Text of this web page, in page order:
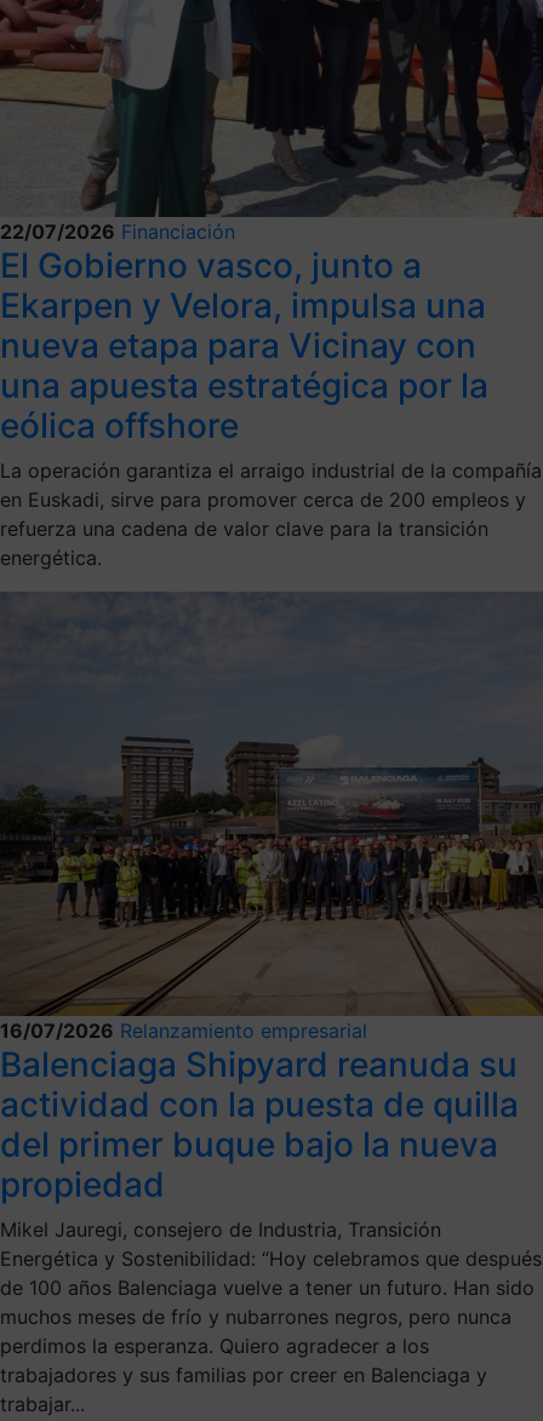
22/07/2026 Financiación
El Gobierno vasco, junto a
Ekarpen y Velora, impulsa una
nueva etapa para Vicinay con
una apuesta estratégica por la
eólica offshore
La operación garantiza el arraigo industrial de la compañía
en Euskadi, sirve para promover cerca de 200 empleos y
refuerza una cadena de valor clave para la transición
energética.
16/07/2026 Relanzamiento empresarial
Balenciaga Shipyard reanuda su
actividad con la puesta de quilla
del primer buque bajo la nueva
propiedad
Mikel Jauregi, consejero de Industria, Transición
Energética y Sostenibilidad: “Hoy celebramos que después
de 100 años Balenciaga vuelve a tener un futuro. Han sido
muchos meses de frío y nubarrones negros, pero nunca
perdimos la esperanza. Quiero agradecer a los
trabajadores y sus familias por creer en Balenciaga y
trabajar...